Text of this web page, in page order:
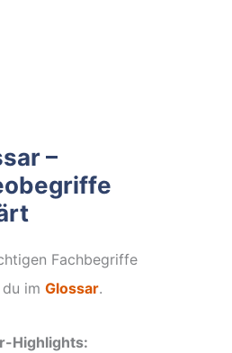
–
Fachbegriffe
im Glossar.
Highlights: